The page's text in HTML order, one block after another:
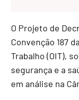
O Projeto de
Convenção 187
Trabalho (OIT),
segurança e a
em análise na